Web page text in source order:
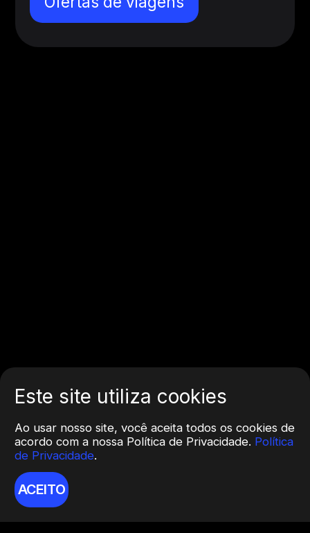
Este site utiliza cookies
Ao usar nosso site, você aceita todos os cookies de
acordo com a nossa Política de Privacidade. Política
de Privacidade.
ACEITO